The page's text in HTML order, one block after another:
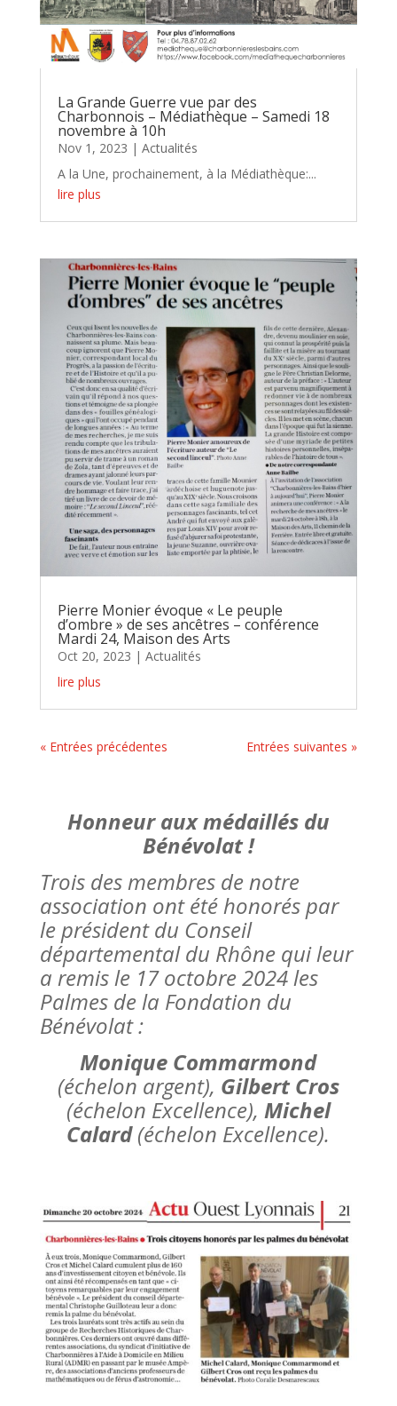
La Grande Guerre vue par des
Charbonnois – Médiathèque – Samedi 18
novembre à 10h
Nov 1, 2023 | Actualités
A la Une, prochainement, à la Médiathèque:...
lire plus
Pierre Monier évoque « Le peuple
d’ombre » de ses ancêtres – conférence
Mardi 24, Maison des Arts
Oct 20, 2023 | Actualités
lire plus
« Entrées précédentes Entrées suivantes »
Honneur aux médaillés du
Bénévolat !
Trois des membres de notre
association ont été honorés par
le président du Conseil
départemental du Rhône qui leur
a remis le 17 octobre 2024 les
Palmes de la Fondation du
Bénévolat :
Monique Commarmond
(échelon argent), Gilbert Cros
(échelon Excellence), Michel
Calard(échelon Excellence).